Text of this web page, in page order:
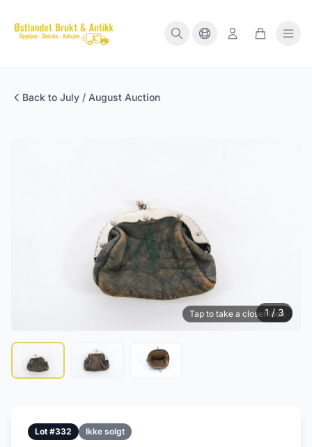
Back to July / August Auction
Tap to take a closer look
1 / 3
Lot #332 Ikke solgt